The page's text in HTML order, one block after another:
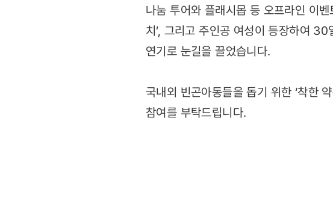
나눔 투어와 플래시몹 등 오프라인 이
치’, 그리고 주인공 여성이 등장하여
연기로 눈길을 끌었습니다.
국내외 빈곤아동들을 돕기 위한 ‘착한
참여를 부탁드립니다.